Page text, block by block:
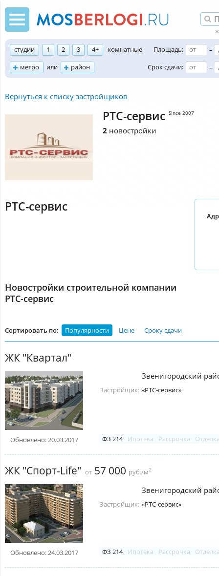
студии 1 2 3 4+
комнатные
метро
или район
Площадь:
–
Срок сдачи:
–
Вернуться к списку застройщиков
РТС-сервис Since 2007
2 новостройки
РТС-сервис
Новостройки строительной компании
РТС-сервис
Сортировать по: Популярности Цене Сроку сдачи
ЖК "Квартал"
Обновлено: 20.03.2017
Звенигородский
Застройщик: «РТС-сервис»
ФЗ 214 Ипотека Рассрочка
ЖК "Спорт-Life" от 57 000 руб./м2
Обновлено: 24.03.2017
Звенигородский
Застройщик: «РТС-сервис»
ФЗ 214 Ипотека Рассрочка